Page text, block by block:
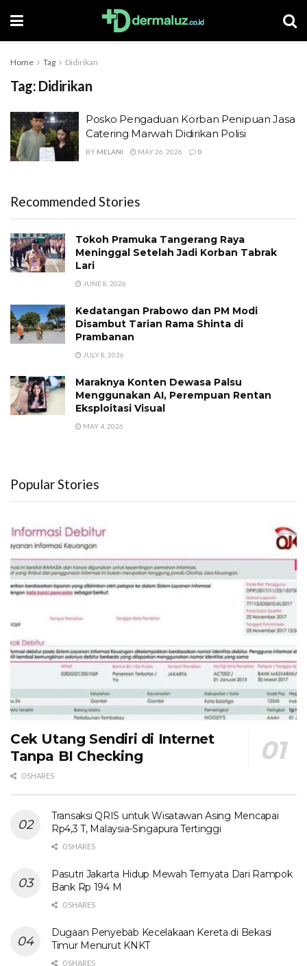
Home Tag Didirikan
Tag: Didirikan
Posko Pengaduan Korban Penipuan Jasa
Catering Marwah Didirikan Polisi
BY MELANI MAY 26, 2026 0
Recommended Stories
Tokoh Pramuka Tangerang Raya
Meninggal Setelah Jadi Korban Tabrak
Lari
JUNE 8, 2026
Kedatangan Prabowo dan PM Modi
Disambut Tarian Rama Shinta di
Prambanan
JULY 8, 2026
Maraknya Konten Dewasa Palsu
Menggunakan AI, Perempuan Rentan
Eksploitasi Visual
MAY 4, 2026
Popular Stories
Cek Utang Sendiri di Internet
Tanpa BI Checking
0 SHARES
Transaksi QRIS untuk Wisatawan Asing Mencapai
Rp4,3 T, Malaysia-Singapura Tertinggi
0 SHARES
Pasutri Jakarta Hidup Mewah Ternyata Dari Rampok
Bank Rp 194 M
0 SHARES
Dugaan Penyebab Kecelakaan Kereta di Bekasi
Timur Menurut KNKT
0 SHARES